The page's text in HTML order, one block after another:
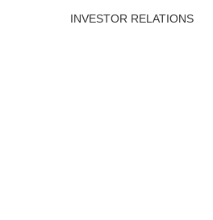
INVESTOR RELATIONS